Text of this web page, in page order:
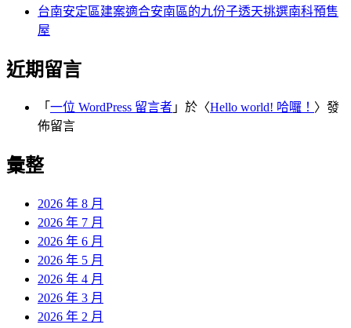
台南安定區建案適合安南區的九份子透天挑選南科預售
屋
近期留言
「 一位 WordPress 留言者 」於〈Hello world! 哈囉！ 〉發
佈留言
彙整
2026 年 8 月
2026 年 7 月
2026 年 6 月
2026 年 5 月
2026 年 4 月
2026 年 3 月
2026 年 2 月